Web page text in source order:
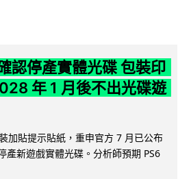
認停產實體光碟 包裝印
年 1 月後不出光碟遊
加貼提示貼紙，重申官方 7 月已公布
產新遊戲實體光碟。分析師預期 PS6